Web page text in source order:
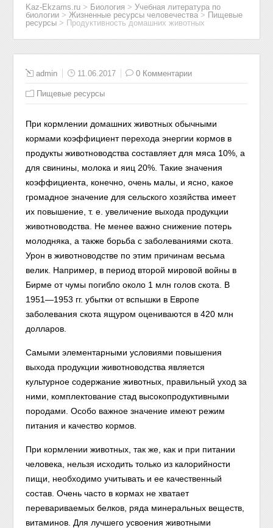
Kaz-Ekzams.ru > Биология >Учебная литература по
биологии >Жизненные ресурсы человечества > Пищевые
ресурсы > Продуктивность домашних животных
admin 11.06.2017 0 Комментарии
Пищевые ресурсы
При кормлении домашних животных обычными
кормами коэффициент перехода энергии кормов в
продукты животноводства составляет для мяса 10%, а
для свинины, молока и яиц 20%. Такие значения
коэффициента, конечно, очень малы, и ясно, какое
громадное значение для сельского хозяйства имеет
их повышение, т. е. увеличение выхода продукции
животноводства. Не менее важно снижение потерь
молодняка, а также борьба с заболеваниями скота.
Урон в животноводстве по этим причинам весьма
велик. Например, в период второй мировой войны в
Бирме от чумы погибло около 1 млн голов скота. В
1951—1953 гг. убытки от вспышки в Европе
заболевания скота ящуром оцениваются в 420 млн
долларов.
Самыми элементарными условиями повышения
выхода продукции животноводства является
культурное содержание животных, правильный уход за
ними, комплектование стад высокопродуктивными
породами. Особо важное значение имеют режим
питания и качество кормов.
При кормлении животных, так же, как и при питании
человека, нельзя исходить только из калорийности
пищи, необходимо учитывать и ее качественный
состав. Очень часто в кормах не хватает
перевариваемых белков, ряда минеральных веществ,
витаминов. Для лучшего усвоения животными